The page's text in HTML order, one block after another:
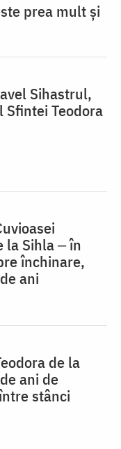
prea mult și
Sihastrul,
Sfintei Teodora
la Sihla ‒ în
închinare,
ani
de la
ani de
stânci